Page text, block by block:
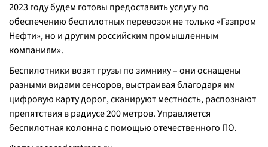
2023 году будем готовы предоставить услугу по
обеспечению беспилотных перевозок не только «Газпром
Нефти», но и другим российским промышленным
компаниям».
Беспилотники возят грузы по зимнику – они оснащены
разными видами сенсоров, выстраивая благодаря им
цифровую карту дорог, сканируют местность, распознают
препятствия в радиусе 200 метров. Управляется
беспилотная колонна с помощью отечественного ПО.